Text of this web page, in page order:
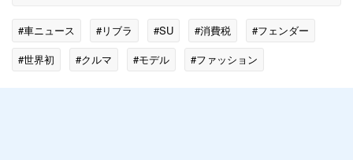
#車ニュース #リブラ #SU #消費税
#フェンダー
#世界初
#クルマ #モデル #ファッション